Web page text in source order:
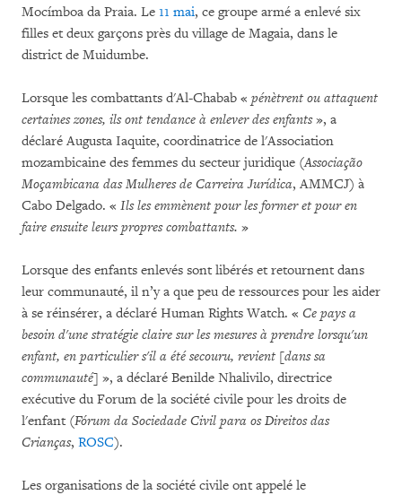
Mocímboa da Praia. Le 11 mai, ce groupe armé a enlevé six
filles et deux garçons près du village de Magaia, dans le
district de Muidumbe.
Lorsque les combattants d'Al-Chabab « pénètrent ou attaquent
certaines zones, ils ont tendance à enlever des enfants», a
déclaré Augusta Iaquite, coordinatrice de l'Association
mozambicaine des femmes du secteur juridique (Associação
Moçambicana das Mulheres de Carreira Jurídica, AMMCJ) à
Cabo Delgado. « Ils les emmènent pour les former et pour en
faire ensuite leurs propres combattants. »
Lorsque des enfants enlevés sont libérés et retournent dans
leur communauté, il n’y a que peu de ressources pour les aider
à se réinsérer, a déclaré Human Rights Watch. « Ce pays a
besoin d'une stratégie claire sur les mesures à prendre lorsqu'un
enfant, en particulier s'il a été secouru, revient [dans sa
communauté] », a déclaré Benilde Nhalivilo, directrice
exécutive du Forum de la société civile pour les droits de
l'enfant (Fórum da Sociedade Civil para os Direitos das
Crianças, ROSC).
Les organisations de la société civile ont appelé le